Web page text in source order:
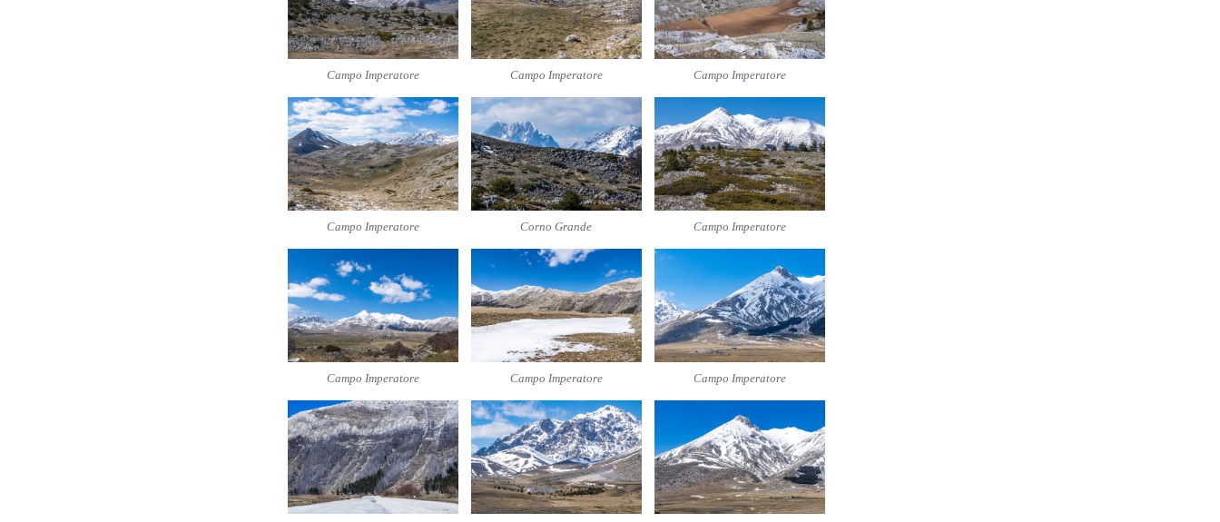
Campo Imperatore Campo Imperatore Campo Imperatore
Campo Imperatore Corno Grande Campo Imperatore
Campo Imperatore Campo Imperatore Campo Imperatore